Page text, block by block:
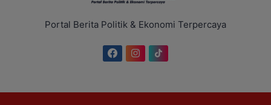
Portal Berita Politik & Ekonomi Terpercaya